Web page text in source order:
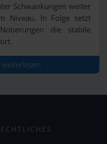
Schwankungen weiter
Niveau. In Folge setzt
die stabile